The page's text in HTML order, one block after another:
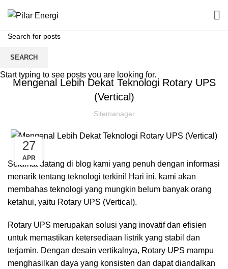
Mengenal Lebih Dekat Teknologi Rotary UPS
(Vertical)
Sitemanager
27
APR
Selamat datang di blog kami yang penuh dengan informasi
menarik tentang teknologi terkini! Hari ini, kami akan
membahas teknologi yang mungkin belum banyak orang
ketahui, yaitu Rotary UPS (Vertical).
Rotary UPS merupakan solusi yang inovatif dan efisien
untuk memastikan ketersediaan listrik yang stabil dan
terjamin. Dengan desain vertikalnya, Rotary UPS mampu
menghasilkan daya yang konsisten dan dapat diandalkan
SEARCH
Start typing to see posts you are looking for.